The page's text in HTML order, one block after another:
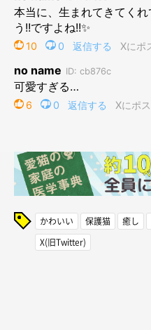
かわいい 保護猫 癒し
X(旧Twitter)